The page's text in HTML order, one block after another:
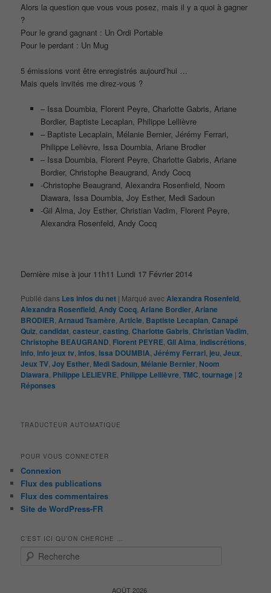
Alors la question que vous vous posez, mais il y a quoi à gagner
?
Pour le grand gagnant : Un Ordi Portable
Pour le perdant : Un Mug
5 émissions vont être enregistrés aujourd’hui …
Mais quels invités me direz-vous ?
– Issa Doumbia, Florent Peyre, Charlotte Gabris, Ariane
Bordier, Baptiste Lecaplan, Philippe Lellièvre
– Baptiste Lecaplain, Mélanie Bernier, Jérémy Ferrari,
Philippe Lelièvre, Issa Doumbia, Ariane Brodier
– Issa Doumbia, Florent Peyre, Charlotte Gabris, Ariane
Bordier, Christophe Beaugrand, Andy Cocq
-Christophe Beaugrand, Alexandra Rosenfield, Noom
Diawara, Issa Doumbia, Joy Esther, Medi Sadoun
-Gil Alma, Joy Esther, Christian Vadim, Florent Peyre,
Alexandra Rosenfeld, Andy Cocq
Dernière mise à jour 11h11 Lundi 17 Février 2014
Publié dans Les infos du net | Marqué avecAlexandra Rosenfeld,
Alexandra Rosenfield,Andy Cocq,Ariane Bordier,Ariane
BRODIER,Arnaud Tsamère,Article, Baptiste Lecaplan,Canapé
Quiz,candidat,casteur,casting,Charlotte Gabris,Christian Vadim,
Christophe BEAUGRAND, Florent PEYRE,Gil Alma, indiscrétions,
info, info jeux tv, Infos, Issa DOUMBIA,Jérémy Ferrari, jeu,Jeux,
Jeux TV,Joy Esther, Medi Sadoun, Mélanie Bernier, Noom
Diawara, Philippe LELIEVRE, Philippe Lellièvre,TMC,tournage |2
Réponses
TRADUCTEUR AUTOMATIQUE
POUR VOUS CONNECTER
Connexion
Flux des publications
Flux des commentaires
Site de WordPress-FR
C’EST ICI QU’ON CHERCHE …
AOÛT 2026